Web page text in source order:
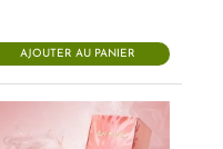
AJOUTER AU PANIER